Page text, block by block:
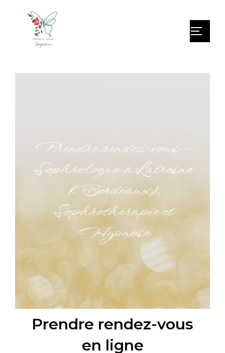
Prendre rendez-vous –
Sophrologue à Latresne
(Bordeaux),
Sophrothérapie et
Hypnose
Prendre rendez-vous
en ligne